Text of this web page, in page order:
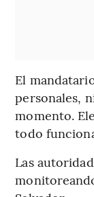
El
personales,
momento.
todo
Las